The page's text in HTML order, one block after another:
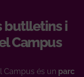
butlletins i
Campus
Campus és un parc